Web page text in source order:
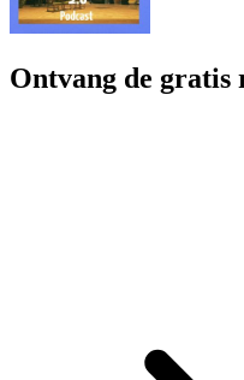
Ontvang de gratis